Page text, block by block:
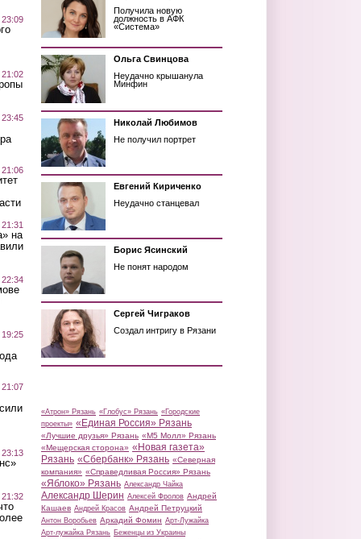
на
Получила новую
должность в АФК
«Система»
Ольга Свинцова
Неудачно крышанула
Минфин
Николай Любимов
Не получил портрет
Евгений Кириченко
Неудачно станцевал
Борис Ясинский
Не понят народом
Сергей Чиграков
Создал интригу в Рязани
«Атрон» Рязань «Глобус» Рязань «Городские
проекты» «Единая Россия» Рязань
«Лучшие друзья» Рязань «М5 Молл» Рязань
«Мещерская сторона» «Новая газета»
Рязань «Сбербанк» Рязань «Северная
компания» «Справедливая Россия» Рязань
«Яблоко» Рязань Александр Чайка
Александр Шерин Алексей Фролов Андрей
Кашаев Андрей Красов Андрей Петруцкий
Антон Воробьев Аркадий Фомин Арт-Лужайка
Арт-лужайка Рязань Беженцы из Украины